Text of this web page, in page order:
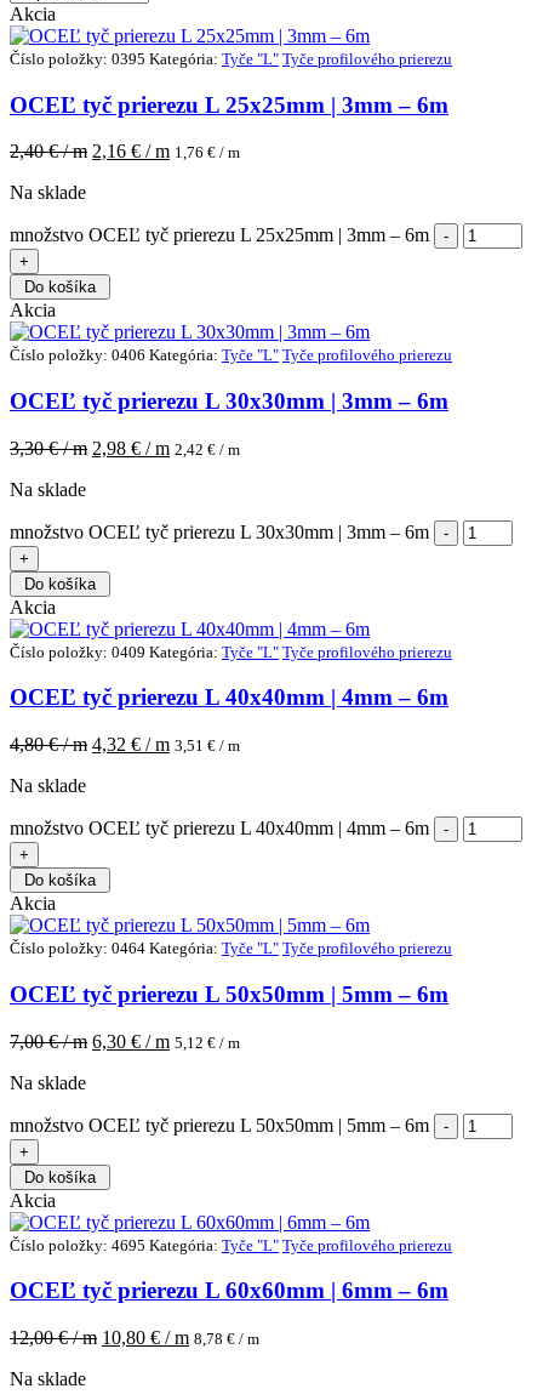
Akcia
Číslo položky: 0395 Kategória: Tyče "L" Tyče profilového prierezu
OCEĽ tyč prierezu L 25x25mm | 3mm – 6m
2,40€ / m 2,16 € / m 1,76 € / m
Na sklade
množstvo OCEĽ tyč prierezu L 25x25mm | 3mm – 6m
Do košíka
Akcia
Číslo položky: 0406 Kategória: Tyče "L" Tyče profilového prierezu
OCEĽ tyč prierezu L 30x30mm | 3mm – 6m
3,30€ / m 2,98 € / m 2,42 € / m
Na sklade
množstvo OCEĽ tyč prierezu L 30x30mm | 3mm – 6m
Do košíka
Akcia
Číslo položky: 0409 Kategória: Tyče "L" Tyče profilového prierezu
OCEĽ tyč prierezu L 40x40mm | 4mm – 6m
4,80€ / m 4,32 € / m 3,51 € / m
Na sklade
množstvo OCEĽ tyč prierezu L 40x40mm | 4mm – 6m
Do košíka
Akcia
Číslo položky: 0464 Kategória: Tyče "L" Tyče profilového prierezu
OCEĽ tyč prierezu L 50x50mm | 5mm – 6m
7,00€ / m 6,30 € / m 5,12 € / m
Na sklade
množstvo OCEĽ tyč prierezu L 50x50mm | 5mm – 6m
Do košíka
Akcia
Číslo položky: 4695 Kategória: Tyče "L" Tyče profilového prierezu
OCEĽ tyč prierezu L 60x60mm | 6mm – 6m
12,00€ / m 10,80 € / m 8,78 € / m
Na sklade